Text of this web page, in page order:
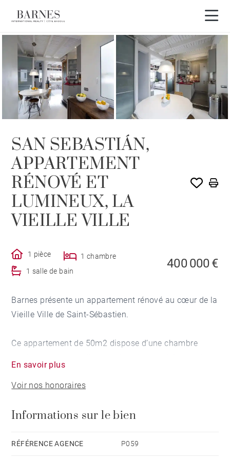
SAN SEBASTIÁN,
APPARTEMENT
RÉNOVÉ ET
LUMINEUX, LA
VIEILLE VILLE
1 pièce
1 chambre
1 salle de bain
400 000 €
Barnes présente un appartement rénové au cœur de la
Vieille Ville de Saint-Sébastien.
Ce appartement de 50m2 dispose d’une chambre
ouverte sur la salle à manger et d’un salon chaleureux
doté d’une grande fenêtre offrant une vue plus
par ses poutres blanches apparentes, sa luminosité
En savoir plus
Voir nos honoraires
Informations sur le bien
RÉFÉRENCE AGENCE P059